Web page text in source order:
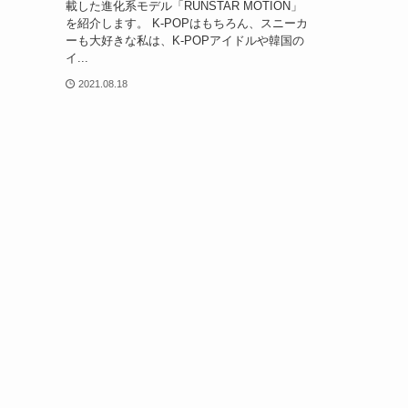
載した進化系モデル「RUNSTAR MOTION」
を紹介します。 K-POPはもちろん、スニーカ
ーも大好きな私は、K-POPアイドルや韓国の
イ...
2021.08.18